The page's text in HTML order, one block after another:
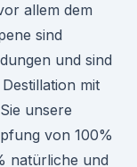
allem dem
sind
und sind
mit
unsere
von 100%
natürliche und